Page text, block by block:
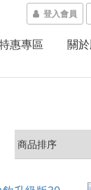
登入會員
惠專區 關